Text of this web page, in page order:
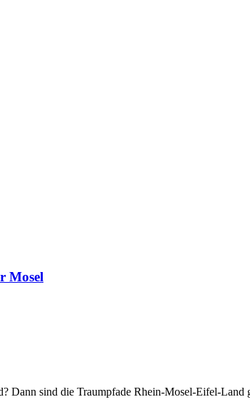
Mosel
Dann sind die Traumpfade Rhein-Mosel-Eifel-